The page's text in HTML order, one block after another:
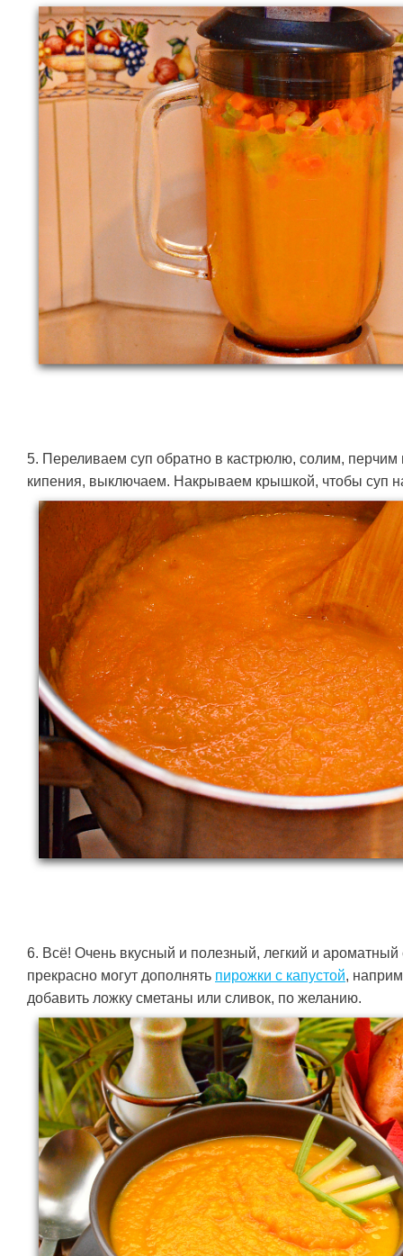
5. Переливаем суп обратно в кастрюлю, солим, перчим
кипения, выключаем. Накрываем крышкой, чтобы суп
6. Всё! Очень вкусный и полезный, легкий и ароматный
прекрасно могут дополнять пирожки с капустой,
добавить ложку сметаны или сливок, по желанию.